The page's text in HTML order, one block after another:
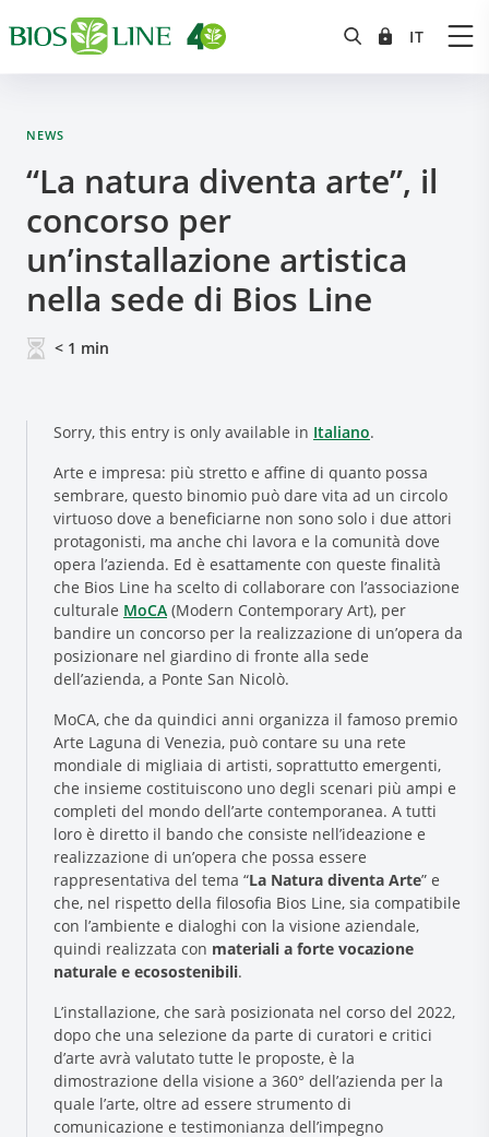
Research and Quality
Social & Environment
News
Gallery
NEWS
“La natura diventa arte”, il
concorso per
un’installazione artistica
nella sede di Bios Line
< 1 min
Sorry, this entry is only available in Italiano.
Arte e impresa: più stretto e affine di quanto possa
sembrare, questo binomio può dare vita ad un circolo
virtuoso dove a beneficiarne non sono solo i due attori
protagonisti, ma anche chi lavora e la comunità dove
opera l’azienda. Ed è esattamente con queste finalità
che Bios Line ha scelto di collaborare con l’associazione
culturale MoCA (Modern Contemporary Art), per
bandire un concorso per la realizzazione di un’opera da
posizionare nel giardino di fronte alla sede
dell’azienda, a Ponte San Nicolò.
MoCA, che da quindici anni organizza il famoso premio
Arte Laguna di Venezia, può contare su una rete
mondiale di migliaia di artisti, soprattutto emergenti,
che insieme costituiscono uno degli scenari più ampi e
completi del mondo dell’arte contemporanea. A tutti
loro è diretto il bando che consiste nell’ideazione e
realizzazione di un’opera che possa essere
rappresentativa del tema “La Natura diventa Arte” e
che, nel rispetto della filosofia Bios Line, sia compatibile
con l’ambiente e dialoghi con la visione aziendale,
quindi realizzata con materiali a forte vocazione
naturale e ecosostenibili.
L’installazione, che sarà posizionata nel corso del 2022,
dopo che una selezione da parte di curatori e critici
d’arte avrà valutato tutte le proposte, è la
dimostrazione della visione a 360° dell’azienda per la
quale l’arte, oltre ad essere strumento di
comunicazione e testimonianza dell’impegno